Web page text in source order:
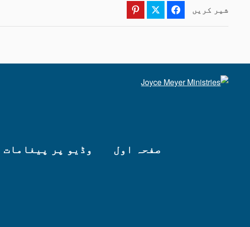
شیر کریں Facebook
Twitter
صفحہ اول وڈیو پر پیغامات